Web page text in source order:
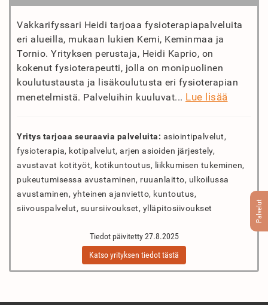
Palvelut
Vakkarifyssari Heidi tarjoaa fysioterapiapalveluita
eri alueilla, mukaan lukien Kemi, Keminmaa ja
Tornio. Yrityksen perustaja, Heidi Kaprio, on
kokenut fysioterapeutti, jolla on monipuolinen
koulutustausta ja lisäkoulutusta eri fysioterapian
menetelmistä. Palveluihin kuuluvat... Lue lisää
Yritys tarjoaa seuraavia palveluita: asiointipalvelut,
fysioterapia, kotipalvelut, arjen asioiden järjestely,
avustavat kotityöt, kotikuntoutus, liikkumisen tukeminen,
pukeutumisessa avustaminen, ruuanlaitto, ulkoilussa
avustaminen, yhteinen ajanvietto, kuntoutus,
siivouspalvelut, suursiivoukset, ylläpitosiivoukset
Tiedot päivitetty 27.8.2025
Katso yrityksen tiedot tästä